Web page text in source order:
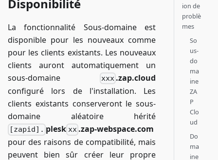
Disponibilité
La fonctionnalité Sous-domaine est
disponible pour les nouveaux comme
pour les clients existants. Les nouveaux
clients auront automatiquement un
sous-domaine
xxx .zap.cloud
configuré lors de l'installation. Les
clients existants conserveront le sous-
domaine aléatoire hérité
[zapid]. plesk xx .zap-webspace.com
pour des raisons de compatibilité, mais
peuvent bien sûr créer leur propre
ion de
problè
mes
So
us-
do
ma
ine
ZA
P
Clo
ud
Do
ma
ine